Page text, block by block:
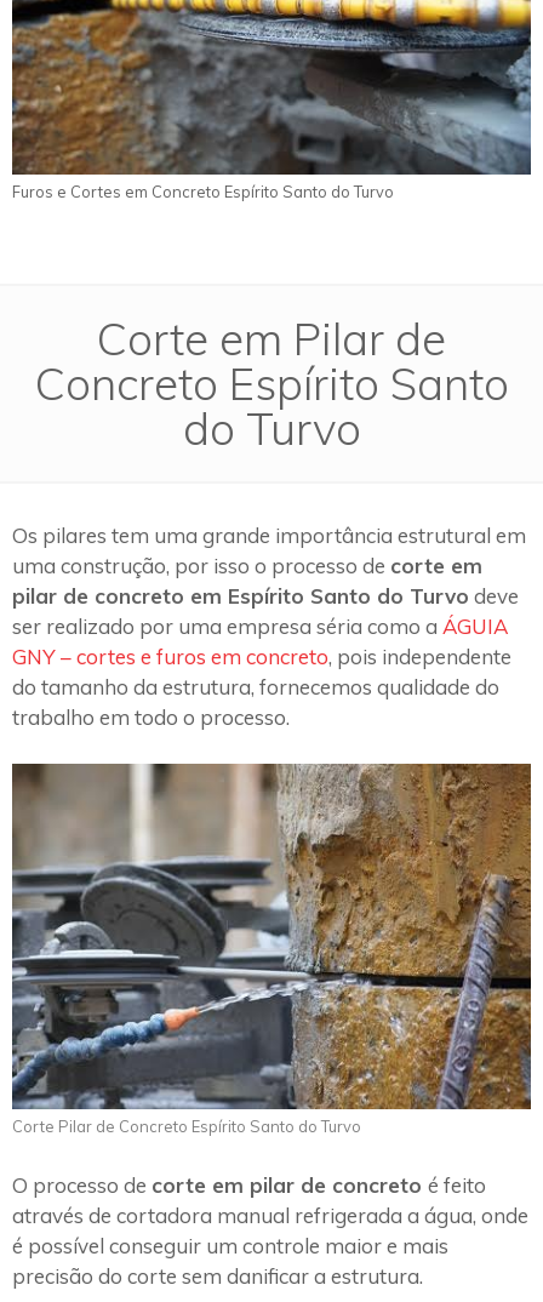
Furos e Cortes em Concreto Espírito Santo do Turvo
Corte em Pilar de
Concreto Espírito Santo
do Turvo
Os pilares tem uma grande importância estrutural em
uma construção, por isso o processo de corte em
pilar de concreto em Espírito Santo do Turvo deve
ser realizado por uma empresa séria como a ÁGUIA
GNY – cortes e furos em concreto, pois independente
do tamanho da estrutura, fornecemos qualidade do
trabalho em todo o processo.
Corte Pilar de Concreto Espírito Santo do Turvo
O processo de corte em pilar de concreto é feito
através de cortadora manual refrigerada a água, onde
é possível conseguir um controle maior e mais
precisão do corte sem danificar a estrutura.